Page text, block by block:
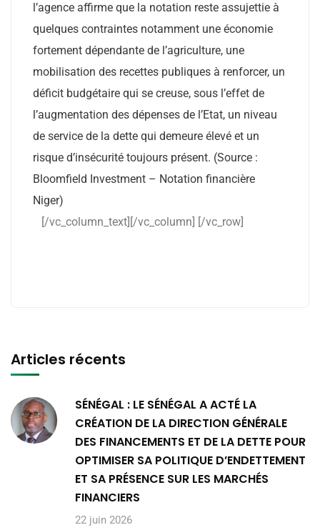
l’agence affirme que la notation reste assujettie à
quelques contraintes notamment une économie
fortement dépendante de l’agriculture, une
mobilisation des recettes publiques à renforcer, un
déficit budgétaire qui se creuse, sous l’effet de
l’augmentation des dépenses de l’Etat, un niveau
de service de la dette qui demeure élevé et un
risque d’insécurité toujours présent. (Source :
Bloomfield Investment – Notation financière
Niger)
[/vc_column_text][/vc_column] [/vc_row]
Articles récents
SÉNÉGAL : LE SÉNÉGAL A ACTÉ LA
CRÉATION DE LA DIRECTION GÉNÉRALE
DES FINANCEMENTS ET DE LA DETTE POUR
OPTIMISER SA POLITIQUE D’ENDETTEMENT
ET SA PRÉSENCE SUR LES MARCHÉS
FINANCIERS
22 juin 2026